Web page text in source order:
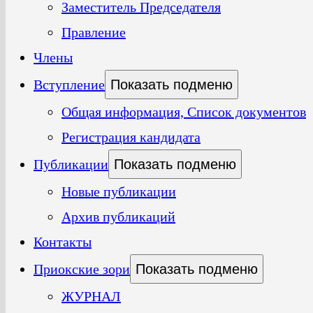
Заместитель Председателя
Правление
Члены
Вступление Показать подменю
Общая информация, Список документов
Регистрация кандидата
Публикации Показать подменю
Новые публикации
Архив публикаций
Контакты
Приокские зори Показать подменю
ЖУРНАЛ